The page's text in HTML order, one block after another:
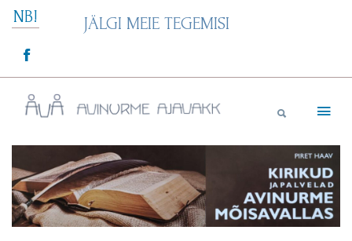
Skip
NB! JÄLGI MEIE TEGEMISI
Avinurme Ajavakk